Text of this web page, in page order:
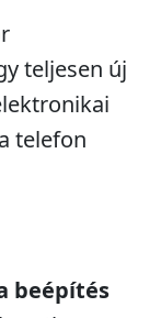
teljesen új
telefon
beépítés